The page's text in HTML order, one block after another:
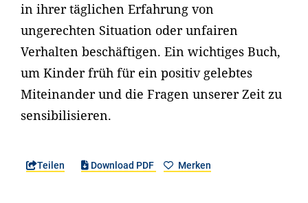
in ihrer täglichen Erfahrung von
ungerechten Situation oder unfairen
Verhalten beschäftigen. Ein wichtiges Buch,
um Kinder früh für ein positiv gelebtes
Miteinander und die Fragen unserer Zeit zu
sensibilisieren.
Teilen Download PDF Merken